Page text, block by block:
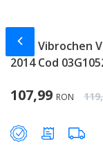
Fulie Vibrochen
2014 Cod
Special Price
107,99 RON
Slide-ul anterior